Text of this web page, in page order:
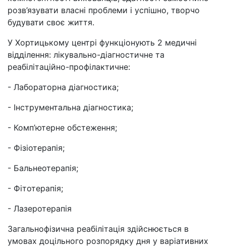
розв’язувати власні проблеми і успішно, творчо
будувати своє життя.
У Хортицькому центрі функціонують 2 медичні
відділення: лікувально-діагностичне та
реабілітаційно-профілактичне:
- Лабораторна діагностика;
- Інструментальна діагностика;
- Комп’ютерне обстеження;
- Фізіотерапія;
- Бальнеотерапія;
- Фітотерапія;
- Лазеротерапія
Загальнофізична реабілітація здійснюється в
умовах доцільного розпорядку дня у варіативних